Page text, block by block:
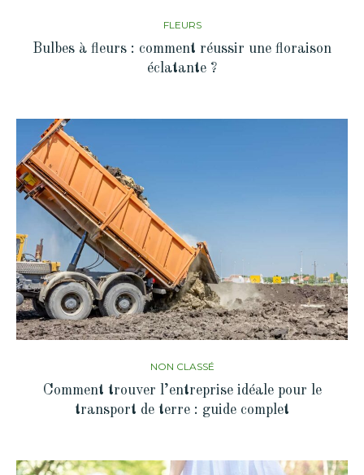
FLEURS
Bulbes à fleurs : comment réussir une floraison
éclatante ?
NON CLASSÉ
Comment trouver l’entreprise idéale pour le
transport de terre : guide complet